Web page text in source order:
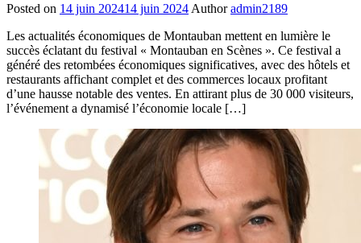
Posted on 14 juin 202414 juin 2024 Author admin2189
Les actualités économiques de Montauban mettent en lumière le
succès éclatant du festival « Montauban en Scènes ». Ce festival a
généré des retombées économiques significatives, avec des hôtels et
restaurants affichant complet et des commerces locaux profitant
d’une hausse notable des ventes. En attirant plus de 30 000 visiteurs,
l’événement a dynamisé l’économie locale […]